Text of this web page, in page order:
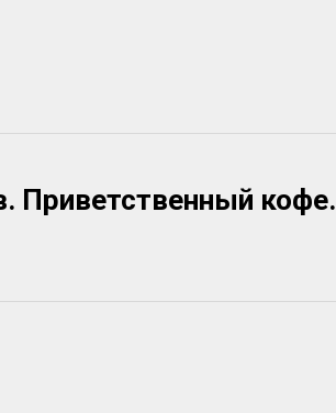
Приветственный кофе.